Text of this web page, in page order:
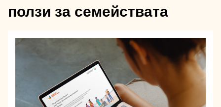
ползи за семействата